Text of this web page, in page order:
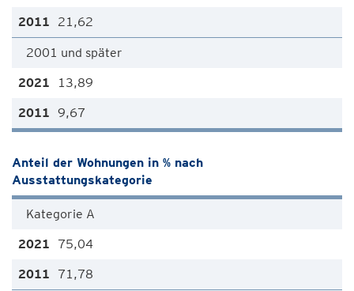
21,62
2001 und später
13,89
9,67
Anteil der Wohnungen in % nach
Ausstattungskategorie
Kategorie A
75,04
71,78